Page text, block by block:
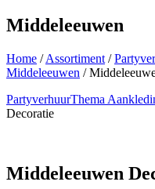
Middeleeuwen
Home /Assortiment /
Middeleeuwen /
PartyverhuurThema
Decoratie
Middeleeuwen